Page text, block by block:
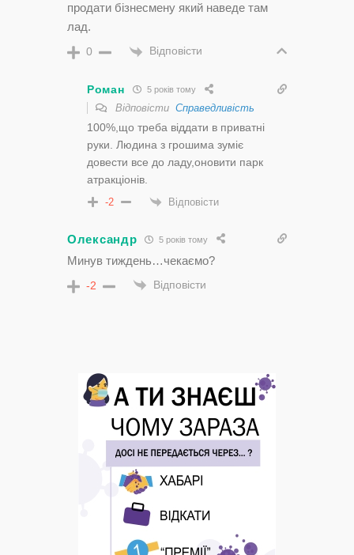
продати бізнесмену який наведе там
лад.
0 Відповісти
Роман 5 років тому
Відповісти Справедливість
100%,що треба віддати в приватні
руки. Людина з грошима зуміє
довести все до ладу,оновити парк
атракціонів.
-2 Відповісти
Олександр 5 років тому
Минув тиждень…чекаємо?
-2 Відповісти